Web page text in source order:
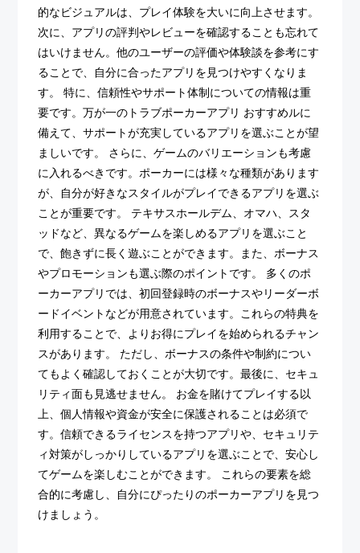
的なビジュアルは、プレイ体験を大いに向上させます。
次に、アプリの評判やレビューを確認することも忘れて
はいけません。他のユーザーの評価や体験談を参考にす
ることで、自分に合ったアプリを見つけやすくなりま
す。 特に、信頼性やサポート体制についての情報は重
要です。万が一のトラブポーカーアプリ おすすめルに
備えて、サポートが充実しているアプリを選ぶことが望
ましいです。 さらに、ゲームのバリエーションも考慮
に入れるべきです。ポーカーには様々な種類があります
が、自分が好きなスタイルがプレイできるアプリを選ぶ
ことが重要です。 テキサスホールデム、オマハ、スタ
ッドなど、異なるゲームを楽しめるアプリを選ぶこと
で、飽きずに長く遊ぶことができます。また、ボーナス
やプロモーションも選ぶ際のポイントです。 多くのポ
ーカーアプリでは、初回登録時のボーナスやリーダーボ
ードイベントなどが用意されています。これらの特典を
利用することで、よりお得にプレイを始められるチャン
スがあります。 ただし、ボーナスの条件や制約につい
てもよく確認しておくことが大切です。最後に、セキュ
リティ面も見逃せません。 お金を賭けてプレイする以
上、個人情報や資金が安全に保護されることは必須で
す。信頼できるライセンスを持つアプリや、セキュリテ
ィ対策がしっかりしているアプリを選ぶことで、安心し
てゲームを楽しむことができます。 これらの要素を総
合的に考慮し、自分にぴったりのポーカーアプリを見つ
けましょう。